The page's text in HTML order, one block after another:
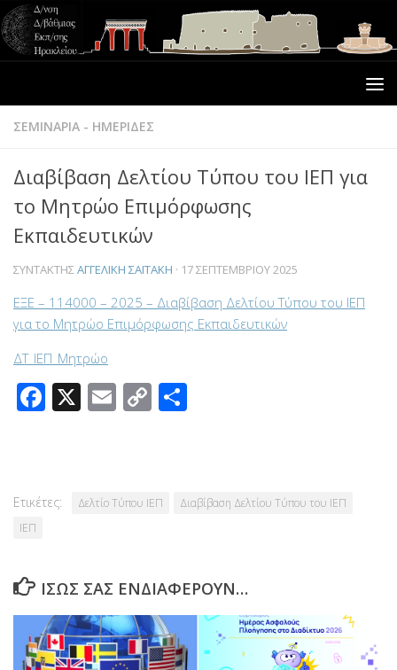
ΣΕΜΙΝΑΡΙΑ - ΗΜΕΡΙΔΕΣ
Διαβίβαση Δελτίου Τύπου του ΙΕΠ για
το Μητρώο Επιμόρφωσης
Εκπαιδευτικών
ΣΥΝΤΆΚΤΗΣΑΓΓΕΛΙΚΉ ΣΑΪΤΆΚΗ · 17 ΣΕΠΤΕΜΒΡΊΟΥ 2025
ΕΞΕ – 114000 – 2025 – Διαβίβαση Δελτίου Τύπου του ΙΕΠ
για το Μητρώο Επιμόρφωσης Εκπαιδευτικών
ΔΤ_ΙΕΠ_Μητρώο
Facebook
X Email
Copy
Ετικέτες: Δελτίο Τύπου ΙΕΠ
Διαβίβαση Δελτίου Τύπου του ΙΕΠ
ΙΕΠ
ΊΣΩΣ ΣΑΣ ΕΝΔΙΑΦΈΡΟΥΝ…